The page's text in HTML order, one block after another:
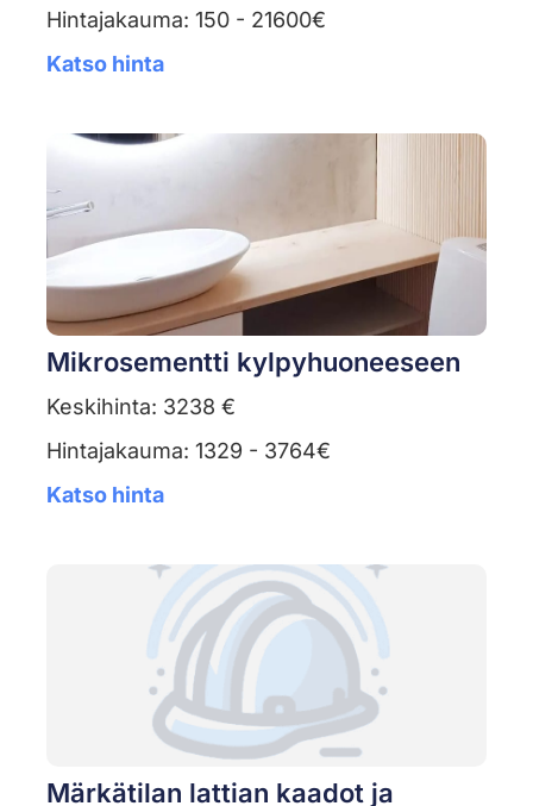
Hintajakauma: 150 - 21600€
Katso hinta
Mikrosementti kylpyhuoneeseen
Keskihinta: 3238 €
Hintajakauma: 1329 - 3764€
Katso hinta
Märkätilan lattian kaadot ja